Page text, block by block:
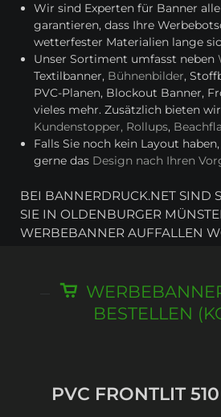
Wir sind Experten für Banner
garantieren, dass Ihre
wetterfester Materialien lange
Unser Sortiment umfasst neben
Textilbanner, Bühnenbilder,
PVC-Planen, Blockout Banner,
vieles mehr. Zusätzlich bieten
Kundenstopper, Rollups,
Falls Sie noch kein Layout
gerne das Design nach Ihren
BEI BANNERDRUCK.NET SIND
SIE IN OLDENBURGER
WERBEBANNER AUFFALLEN
BESTELLEN
PVC FRONTLIT